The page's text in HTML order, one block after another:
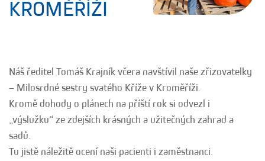
KROMĚŘÍŽI
Náš ředitel Tomáš Krajník včera navštívil naše zřizovatelky
– Milosrdné sestry svatého Kříže v Kroměříži.
Kromě dohody o plánech na příští rok si odvezl i
„výslužku“ ze zdejších krásných a užitečných zahrad a
sadů.
Tu jistě náležitě ocení naši pacienti i zaměstnanci.